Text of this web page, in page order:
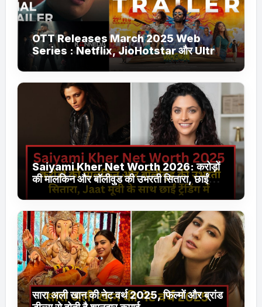
OTT Releases March 2025 Web
Series : Netflix, JioHotstar और Ultra
Jhakaas पर नई वेब सीरीज और फिल्में
Saiyami Kher Net Worth 2026: करोड़ों
की मालकिन और बॉलीवुड की उभरती सितारा, छाईं
ट्रेंडिंग में
सारा अली खान की नेट वर्थ 2025, फिल्मों और ब्रांड